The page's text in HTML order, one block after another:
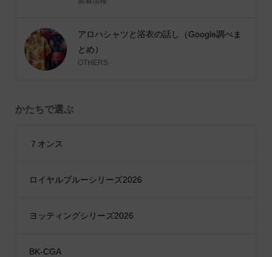
アロハシャツと浴衣の話し（Google調べま
とめ）
OTHERS
かたちで選ぶ
７オンス
ロイヤルブルーシリーズ2026
ヨッティングシリーズ2026
BK-CGA